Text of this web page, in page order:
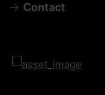
Contact